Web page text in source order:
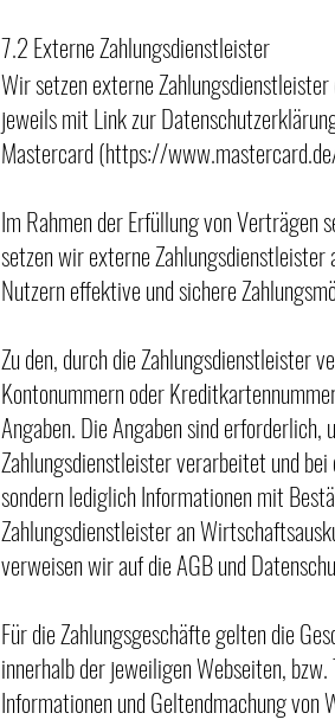
7.2 Externe Zahlungsdienstleister
Wir setzen externe
jeweils mit Link zur
Mastercard (https://
Im Rahmen der Erfüllung von Verträgen
setzen wir externe
Nutzern effektive und sichere
Zu den, durch die Zahlungsdienstleister
Kontonummern oder
Angaben. Die Angaben sind
Zahlungsdienstleister verarbeitet und
sondern lediglich Informationen mit
Zahlungsdienstleister an
verweisen wir auf die AGB und
Für die Zahlungsgeschäfte gelten die
innerhalb der jeweiligen Webseiten,
Informationen und Geltendmachung